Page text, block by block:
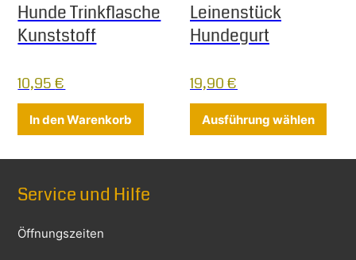
Hunde Trinkflasche
Kunststoff
10,95€
In den Warenkorb
Leinenstück
Hundegurt
19,90€
Ausführung wählen
Service und Hilfe
Öffnungszeiten